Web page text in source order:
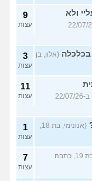
ולא
בת 26, כתבה ב-22/07/26
9
עצות
בכלכלה (אלון, בן
3
עצות
(אחת, בת 34, כתבה ב-22/07/26
11
עצות
(אנונימי, בת 18,
1
עצות
(אנונימי, בת 19, כתבה
7
עצות